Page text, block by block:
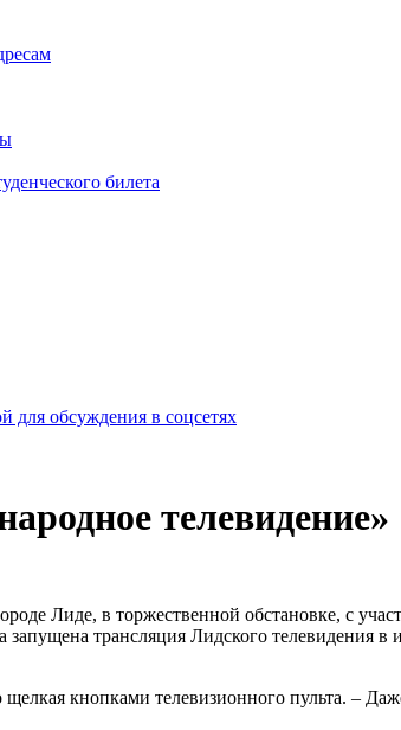
билета
для обсуждения в соцсетях
телевидение»
Лиде, в торжественной обстановке, с
трансляция Лидского телевидения в
кнопками телевизионного пульта. –